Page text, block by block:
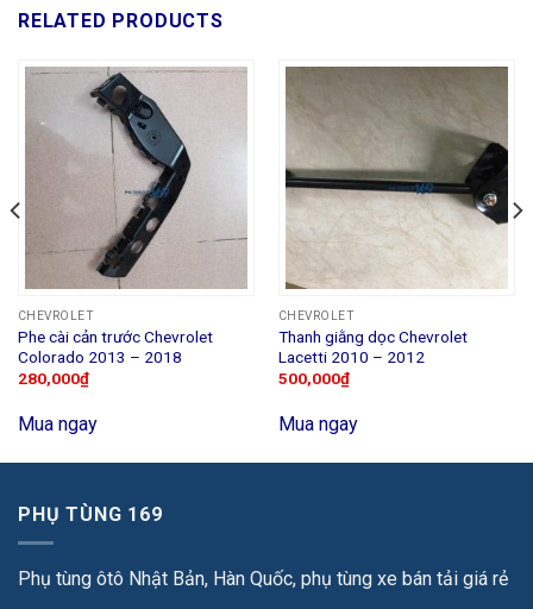
RELATED PRODUCTS
CHEVROLET
Phe cài cản trước Chevrolet
Colorado 2013 – 2018
280,000₫
Mua ngay
CHEVROLET
Thanh giằng dọc Chevrolet
Lacetti 2010 – 2012
500,000₫
Mua ngay
PHỤ TÙNG 169
Phụ tùng ôtô Nhật Bản, Hàn Quốc, phụ tùng xe bán tải giá rẻ